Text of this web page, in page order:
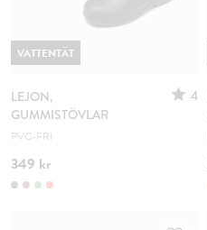
LEJON,
GUMMISTÖVLAR
4
PVC-FRI
349 kr
VATTENTÄT